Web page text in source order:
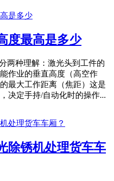
度最高是多少
两种理解：激光头到工件的
作业的垂直高度（高空作
最大工作距离（焦距）这是
决定手持/自动化时的操作...
除锈机处理货车车